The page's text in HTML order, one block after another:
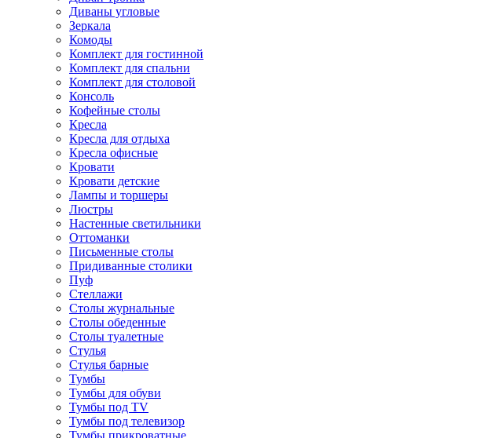
Диваны угловые
Зеркала
Комоды
Комплект для гостинной
Комплект для спальни
Комплект для столовой
Консоль
Кофейные столы
Кресла
Кресла для отдыха
Кресла офисные
Кровати
Кровати детские
Лампы и торшеры
Люстры
Настенные светильники
Оттоманки
Письменные столы
Придиванные столики
Пуф
Стеллажи
Столы журнальные
Столы обеденные
Столы туалетные
Стулья
Стулья барные
Тумбы
Тумбы для обуви
Тумбы под TV
Тумбы под телевизор
Тумбы прикроватные